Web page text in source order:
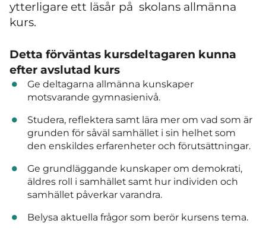
ytterligare ett läsår på skolans allmänna
kurs.
Detta förväntas kursdeltagaren kunna
efter avslutad kurs
Ge deltagarna allmänna kunskaper
motsvarande gymnasienivå.
Studera, reflektera samt lära mer om vad som är
grunden för såväl samhället i sin helhet som
den enskildes erfarenheter och förutsättningar.
Ge grundläggande kunskaper om demokrati,
äldres roll i samhället samt hur individen och
samhället påverkar varandra.
Belysa aktuella frågor som berör kursens tema.